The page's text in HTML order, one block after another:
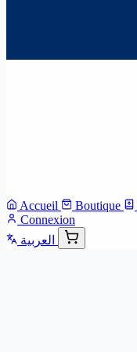
Accueil Boutique
Connexion
العربية